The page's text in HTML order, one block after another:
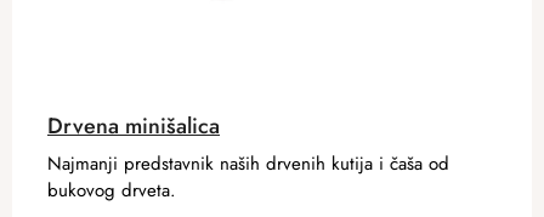
Drvena minišalica
Najmanji predstavnik naših drvenih kutija i čaša od
bukovog drveta.